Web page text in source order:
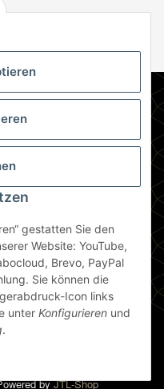
gestatten Sie den
Website: YouTube,
Brevo, PayPal
Sie können die
Icon links
unter Konfigurieren und
.
GmbH
byJTL-Shop